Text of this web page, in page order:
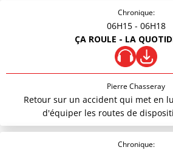
Chronique:
06H15 - 06H18
ÇA ROULE - LA
Pierre Chasseray
Retour sur un accident qui met en
d'équiper les routes de
Chronique: